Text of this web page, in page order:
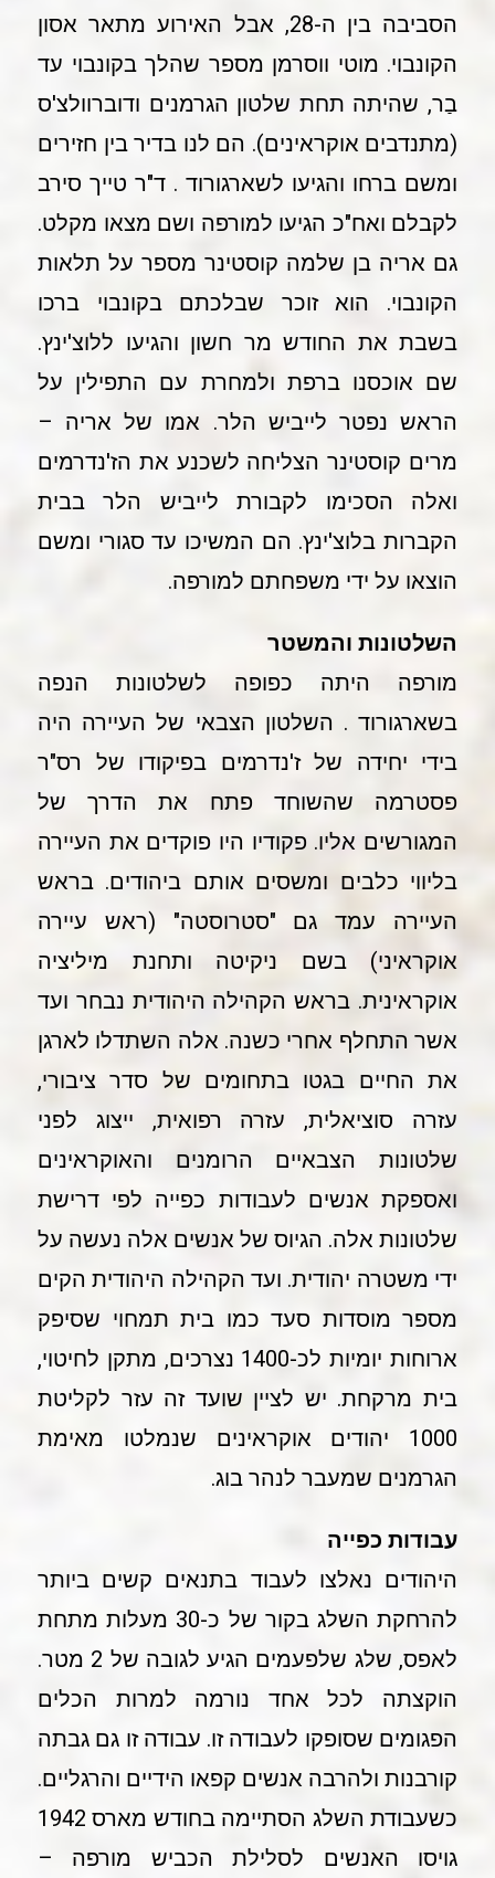
הסביבה בין ה-28, אבל האירוע מתאר אסון
הקונבוי. מוטי ווסרמן מספר שהלך בקונבוי עד
בַר, שהיתה תחת שלטון הגרמנים ודוברוולצ'ס
(מתנדבים אוקראינים). הם לנו בדיר בין חזירים
ומשם ברחו והגיעו לשארגורוד . ד"ר טייך סירב
לקבלם ואח"כ הגיעו למורפה ושם מצאו מקלט.
גם אריה בן שלמה קוסטינר מספר על תלאות
הקונבוי. הוא זוכר שבלכתם בקונבוי ברכו
בשבת את החודש מר חשון והגיעו ללוצ'ינץ.
שם אוכסנו ברפת ולמחרת עם התפילין על
הראש נפטר לייביש הלר. אמו של אריה –
מרים קוסטינר הצליחה לשכנע את הז'נדרמים
ואלה הסכימו לקבורת לייביש הלר בבית
הקברות בלוצ'ינץ. הם המשיכו עד סגורי ומשם
הוצאו על ידי משפחתם למורפה.
השלטונות והמשטר
מורפה היתה כפופה לשלטונות הנפה
בשארגורוד . השלטון הצבאי של העיירה היה
בידי יחידה של ז'נדרמים בפיקודו של רס"ר
פסטרמה שהשוחד פתח את הדרך של
המגורשים אליו. פקודיו היו פוקדים את העיירה
בליווי כלבים ומשסים אותם ביהודים. בראש
העיירה עמד גם "סטרוסטה" (ראש עיירה
אוקראיני) בשם ניקיטה ותחנת מיליציה
אוקראינית. בראש הקהילה היהודית נבחר ועד
אשר התחלף אחרי כשנה. אלה השתדלו לארגן
את החיים בגטו בתחומים של סדר ציבורי,
עזרה סוציאלית, עזרה רפואית, ייצוג לפני
שלטונות הצבאיים הרומנים והאוקראינים
ואספקת אנשים לעבודות כפייה לפי דרישת
שלטונות אלה. הגיוס של אנשים אלה נעשה על
ידי משטרה יהודית. ועד הקהילה היהודית הקים
מספר מוסדות סעד כמו בית תמחוי שסיפק
ארוחות יומיות לכ-1400 נצרכים, מתקן לחיטוי,
בית מרקחת. יש לציין שועד זה עזר לקליטת
1000 יהודים אוקראינים שנמלטו מאימת
הגרמנים שמעבר לנהר בוג.
עבודות כפייה
היהודים נאלצו לעבוד בתנאים קשים ביותר
להרחקת השלג בקור של כ-30 מעלות מתחת
לאפס, שלג שלפעמים הגיע לגובה של 2 מטר.
הוקצתה לכל אחד נורמה למרות הכלים
הפגומים שסופקו לעבודה זו. עבודה זו גם גבתה
קורבנות ולהרבה אנשים קפאו הידיים והרגליים.
כשעבודת השלג הסתיימה בחודש מארס 1942
גויסו האנשים לסלילת הכביש מורפה –